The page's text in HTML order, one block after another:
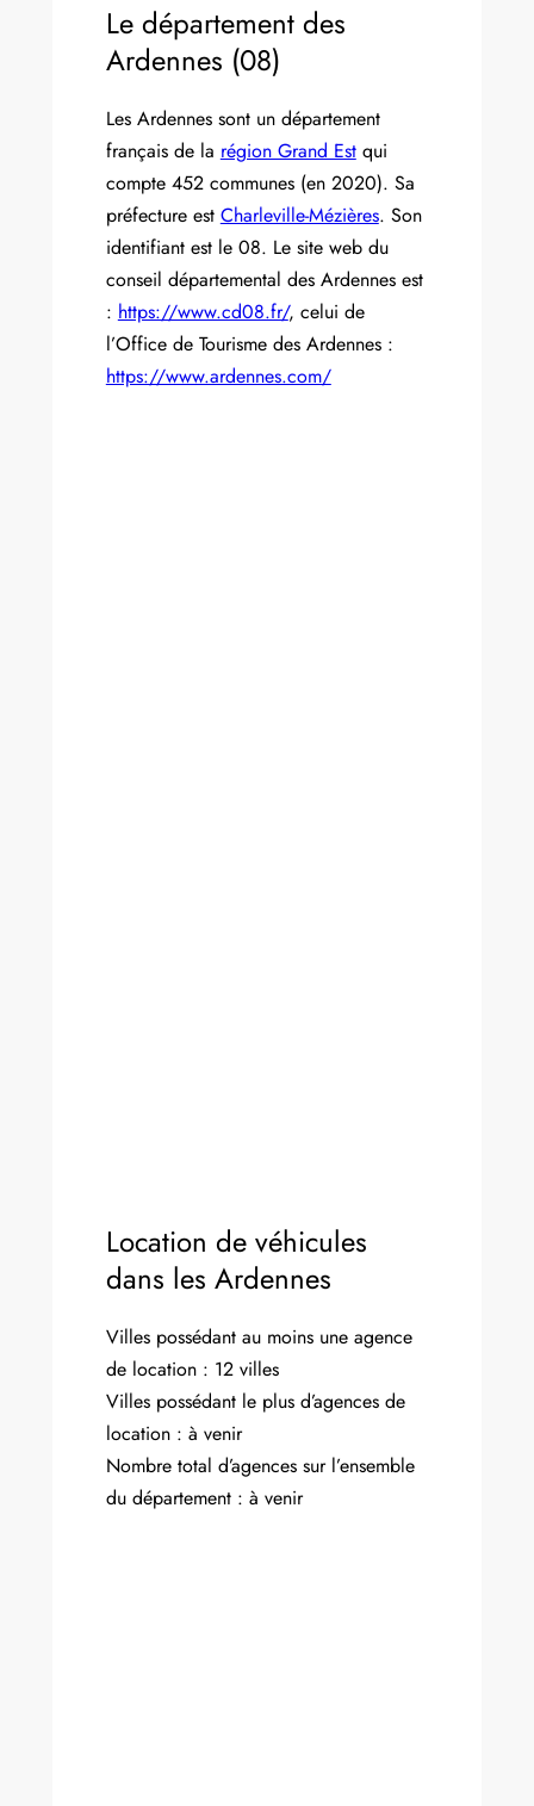
Le département des
Ardennes (08)
Les Ardennes sont un département
français de la région Grand Estqui
compte 452 communes (en 2020). Sa
préfecture est Charleville-Mézières. Son
identifiant est le 08. Le site web du
conseil départemental des Ardennes est
: https://www.cd08.fr/, celui de
l’Office de Tourisme des Ardennes :
https://www.ardennes.com/
Location de véhicules
dans les Ardennes
Villes possédant au moins une agence
de location : 12 villes
Villes possédant le plus d’agences de
location : à venir
Nombre total d’agences sur l’ensemble
du département : à venir